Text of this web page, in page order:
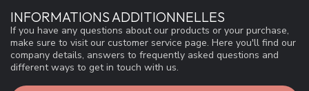
INFORMATIONS ADDITIONNELLES
If you have any questions about our products or your purchase,
make sure to visit our customer service page. Here you'll find our
company details, answers to frequently asked questions and
different ways to get in touch with us.